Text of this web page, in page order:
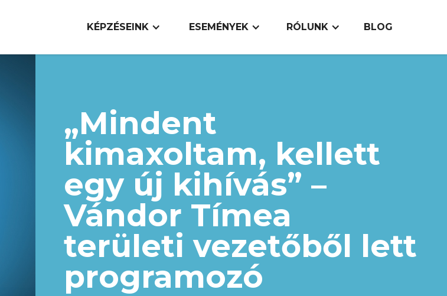
KÉPZÉSEINK ESEMÉNYEK RÓLUNK BLOG
„Mindent
kimaxoltam, kellett
egy új kihívás” –
Vándor Tímea
területi vezetőből lett
programozó